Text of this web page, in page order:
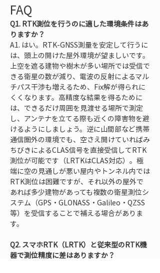
FAQ
Q1. RTK測位を行うのに適した環境条件はあ
りますか？
A1. はい。RTK-GNSS測量を安定して行うに
は、頭上の開けた屋外環境が望ましいです。
上空を遮る建物や樹木が多い場所では受信で
きる衛星の数が減り、電波の反射によるマル
チパス干渉も増えるため、Fix解が得られに
くくなります。高精度な結果を得るために
は、できるだけ周囲を見渡せる場所で測定
し、アンテナを立てる際も近くの障害物を避
けるようにしましょう。逆に山間部など携帯
通信圏外の環境でも、空さえ開けていればみ
ちびきによるCLAS信号を直接受信してRTK
測位が可能です（LRTKはCLAS対応）。極
端に空の見通しが悪い屋内やトンネル内では
RTK測位は困難ですが、それ以外の屋外で
あれば多少建物があっても複数の衛星測位シ
ステム（GPS・GLONASS・Galileo・QZSS
等）を受信することで補える場合がありま
す。
Q2. スマホRTK（LRTK）と従来型のRTK機
器で測位精度に差はありますか？